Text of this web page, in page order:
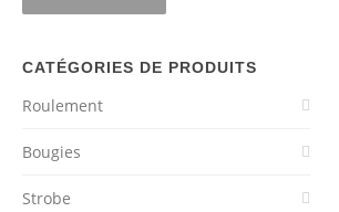
CATÉGORIES DE PRODUITS
Roulement
Bougies
Strobe